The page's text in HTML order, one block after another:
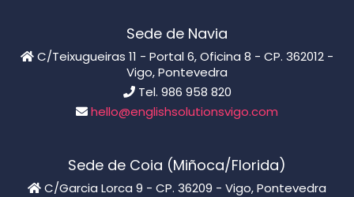
Sede de Navia
C/Teixugueiras 11 - Portal 6, Oficina 8 - CP. 362012 -
Vigo, Pontevedra
Tel. 986 958 820
hello@englishsolutionsvigo.com
Sede de Coia (Miñoca/Florida)
C/Garcia Lorca 9 - CP. 36209 - Vigo, Pontevedra